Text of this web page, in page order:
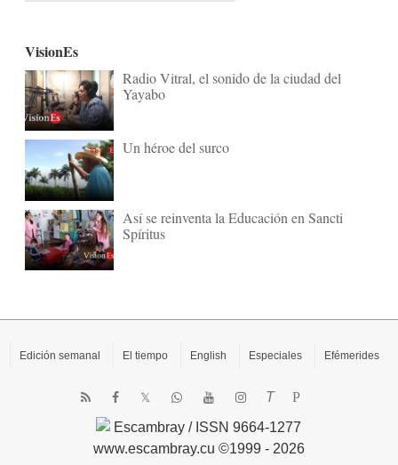
VisionEs
Radio Vitral, el sonido de la ciudad del
Yayabo
Un héroe del surco
Así se reinventa la Educación en Sancti
Spíritus
Edición semanal El tiempo English Especiales Efémerides
T P
Escambray / ISSN 9664-1277
www.escambray.cu ©1999 - 2026